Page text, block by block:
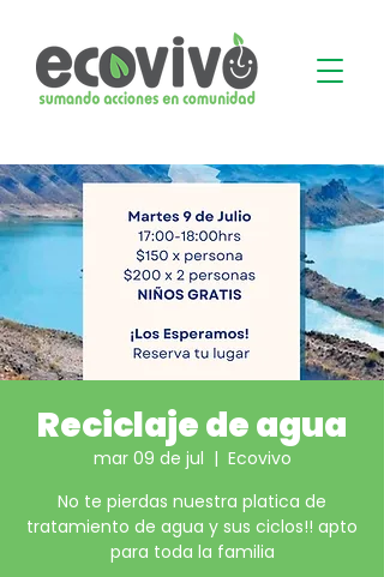
Reciclaje de agua
mar 09 de jul
  |
Ecovivo
No te pierdas nuestra platica de
tratamiento de agua y sus ciclos!! apto
para toda la familia